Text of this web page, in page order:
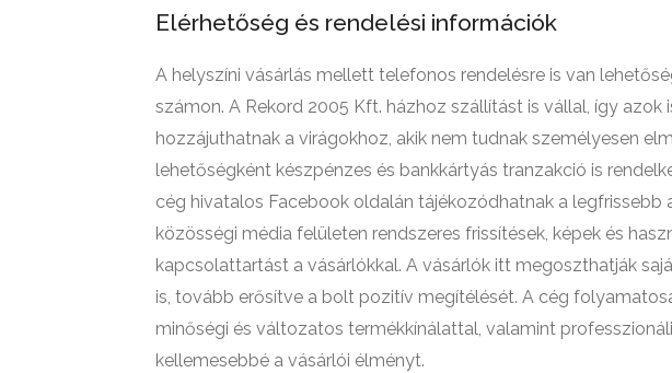
Elérhetőség és rendelési információk
A helyszíni vásárlás mellett telefonos rendelésre is van
számon. A Rekord 2005 Kft. házhoz szállítást is vállal, így azok
hozzájuthatnak a virágokhoz, akik nem tudnak személyesen
lehetőségként készpénzes és bankkártyás tranzakció is
cég hivatalos Facebook oldalán tájékozódhatnak a legfrissebb
közösségi média felületen rendszeres frissítések, képek és
kapcsolattartást a vásárlókkal. A vásárlók itt megoszthatják
is, tovább erősítve a bolt pozitív megítélését. A cég
minőségi és változatos termékkínálattal, valamint
kellemesebbé a vásárlói élményt.